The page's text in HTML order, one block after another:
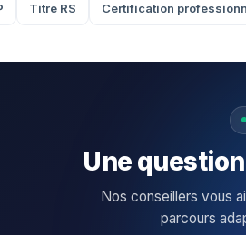
Titre RS Certification
Une
Nos conseillers vous
parcours